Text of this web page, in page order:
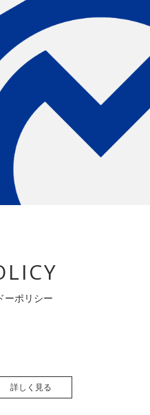
ーポリシー
詳しく見る